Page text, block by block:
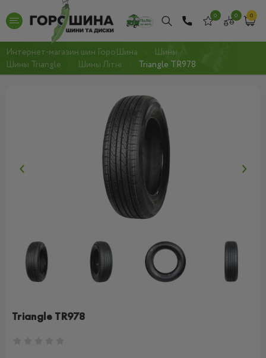
0 0 0
Интернет-магазин шин ГороШина
Шины
Шины Triangle
Шины Літні Triangle TR978
Triangle TR978